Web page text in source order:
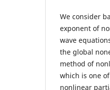
We consider
exponent of
wave
the global
method of
which is one
nonlinear